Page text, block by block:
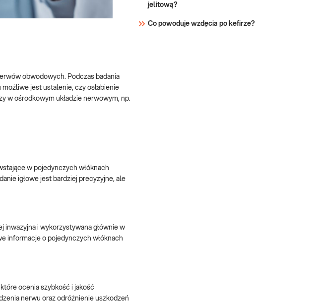
obwodowych. Podczas badania
jest ustalenie, czy osłabienie
w ośrodkowym układzie nerwowym, np.
w pojedynczych włóknach
igłowe jest bardziej precyzyjne, ale
inwazyjna i wykorzystywana głównie w
informacje o pojedynczych włóknach
ocenia szybkość i jakość
nerwu oraz odróżnienie uszkodzeń
jelitową?
Co powoduje wzdęcia po kefirze?